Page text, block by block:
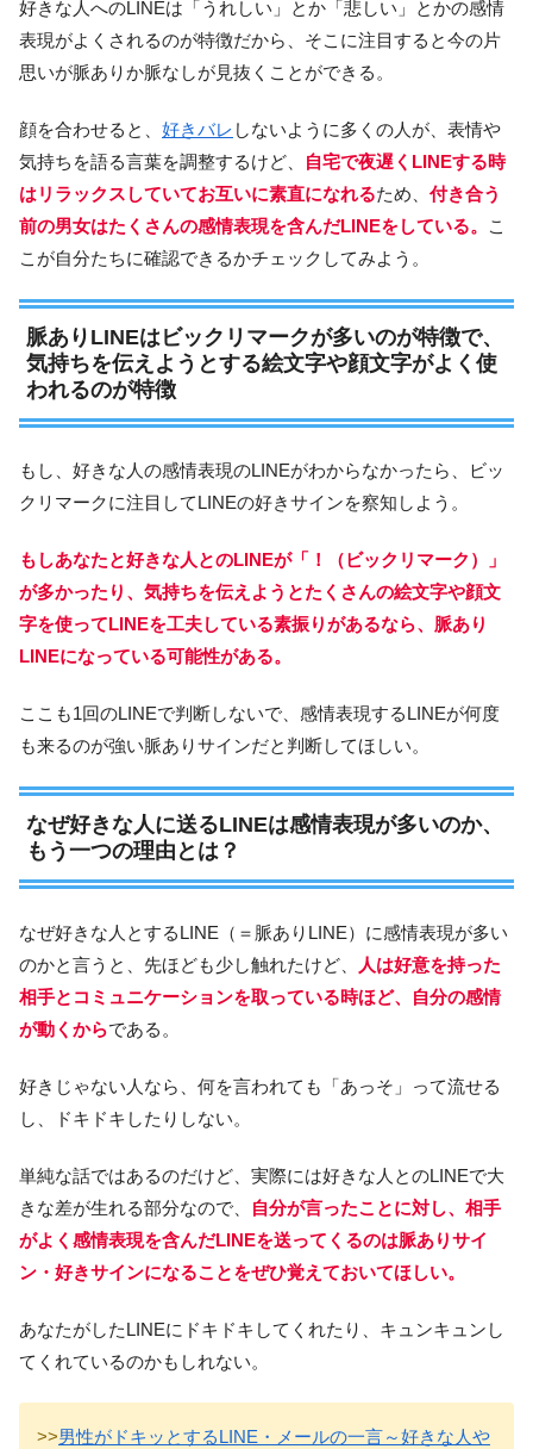
好きな人へのLINEは「うれしい」とか「悲しい」とかの感情
表現がよくされるのが特徴だから、そこに注目すると今の片
思いが脈ありか脈なしが見抜くことができる。
顔を合わせると、 好きバレ しないように多くの人が、表情や
気持ちを語る言葉を調整するけど、
自宅で夜遅くLINEする時
はリラックスしていてお互いに素直になれるため、 付き合う
前の男女はたくさんの感情表現を含んだLINEをしている。
こ
こが自分たちに確認できるかチェックしてみよう。
脈ありLINEはビックリマークが多いのが特徴で、
気持ちを伝えようとする絵文字や顔文字がよく使
われるのが特徴
もし、好きな人の感情表現のLINEがわからなかったら、ビッ
クリマークに注目してLINEの好きサインを察知しよう。
もしあなたと好きな人とのLINEが「！（ビックリマーク）」
が多かったり、気持ちを伝えようとたくさんの絵文字や顔文
字を使ってLINEを工夫している素振りがあるなら、脈あり
LINEになっている可能性がある。
ここも1回のLINEで判断しないで、感情表現するLINEが何度
も来るのが強い脈ありサインだと判断してほしい。
なぜ好きな人に送るLINEは感情表現が多いのか、
もう一つの理由とは？
なぜ好きな人とするLINE（＝脈ありLINE）に感情表現が多い
のかと言うと、先ほども少し触れたけど、
人は好意を持った
相手とコミュニケーションを取っている時ほど、自分の感情
が動くからである。
好きじゃない人なら、何を言われても「あっそ」って流せる
し、ドキドキしたりしない。
単純な話ではあるのだけど、実際には好きな人とのLINEで大
きな差が生れる部分なので、
自分が言ったことに対し、相手
がよく感情表現を含んだLINEを送ってくるのは脈ありサイ
ン・好きサインになることをぜひ覚えておいてほしい。
あなたがしたLINEにドキドキしてくれたり、キュンキュンし
てくれているのかもしれない。
>>男性がドキッとするLINE・メールの一言～好きな人や